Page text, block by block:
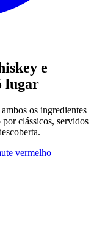
e
lugar
os ingredientes
clássicos, servidos
vermelho